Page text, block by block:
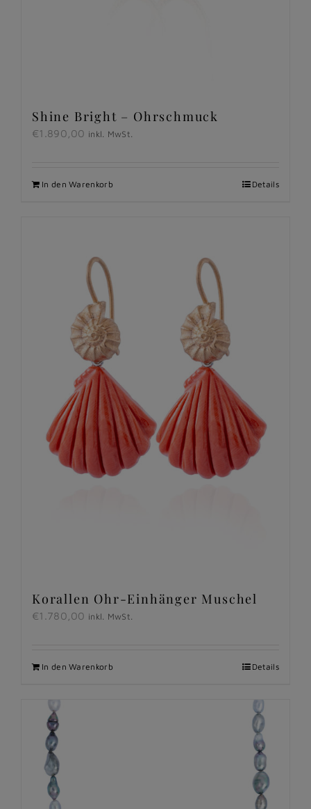
Shine Bright – Ohrschmuck
€1.890,00 inkl. MwSt.
In den Warenkorb Details
Korallen Ohr-Einhänger Muschel
€1.780,00 inkl. MwSt.
In den Warenkorb Details